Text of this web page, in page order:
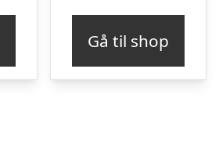
Gå til shop